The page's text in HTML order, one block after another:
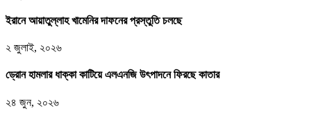
ইরানে আয়াতুল্লাহ খামেনির দাফনের প্রস্তুতি চলছে
২ জুলাই, ২০২৬
ড্রোন হামলার ধাক্কা কাটিয়ে এলএনজি উৎপাদনে ফিরছে কাতার
২৪ জুন, ২০২৬